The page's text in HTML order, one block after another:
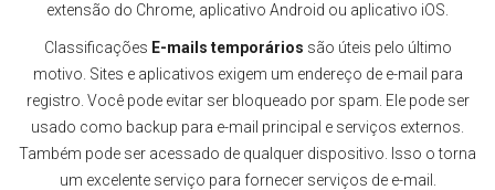
extensão do Chrome, aplicativo Android ou aplicativo iOS.
Classificações E-mails temporários são úteis pelo último
motivo. Sites e aplicativos exigem um endereço de e-mail para
registro. Você pode evitar ser bloqueado por spam. Ele pode ser
usado como backup para e-mail principal e serviços externos.
Também pode ser acessado de qualquer dispositivo. Isso o torna
um excelente serviço para fornecer serviços de e-mail.